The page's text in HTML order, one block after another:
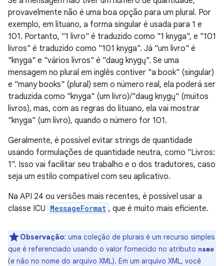
provavelmente não é uma boa opção para um plural. Por
exemplo, em lituano, a forma singular é usada para 1 e
101. Portanto, "1 livro" é traduzido como "1 knyga", e "101
livros" é traduzido como "101 knyga". Já "um livro" é
"knyga" e "vários livros" é "daug knygų". Se uma
mensagem no plural em inglês contiver "a book" (singular)
e "many books" (plural) sem o número real, ela poderá ser
traduzida como "knyga" (um livro)/"daug knygų" (muitos
livros), mas, com as regras do lituano, ela vai mostrar
"knyga" (um livro), quando o número for 101.
Geralmente, é possível evitar strings de quantidade
usando formulações de quantidade neutra, como "Livros:
1". Isso vai facilitar seu trabalho e o dos tradutores, caso
seja um estilo compatível com seu aplicativo.
Na API 24 ou versões mais recentes, é possível usar a
classe ICU MessageFormat , que é muito mais eficiente.
Observação: uma coleção de plurais é um recurso simples
que é referenciado usando o valor fornecido no atributo name
(e não no nome do arquivo XML). Em um arquivo XML, você